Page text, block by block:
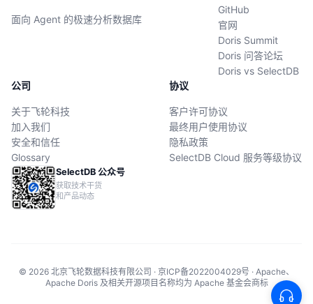
面向 Agent 的极速分析数据库
GitHub
官网
Doris Summit
Doris 问答论坛
Doris vs SelectDB
公司
关于飞轮科技
加入我们
安全和信任
Glossary
协议
客户许可协议
最终用户使用协议
隐私政策
SelectDB Cloud 服务等级协议
SelectDB 公众号
获取技术干货
和产品动态
© 2026 北京飞轮数据科技有限公司 · 京ICP备2022004029号 · Apache、
Apache Doris 及相关开源项目名称均为 Apache 基金会商标